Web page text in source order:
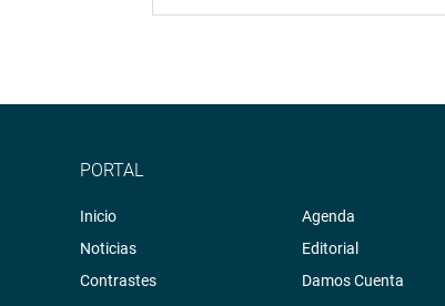
PORTAL
Inicio
Noticias
Contrastes
Agenda
Editorial
Damos Cuenta